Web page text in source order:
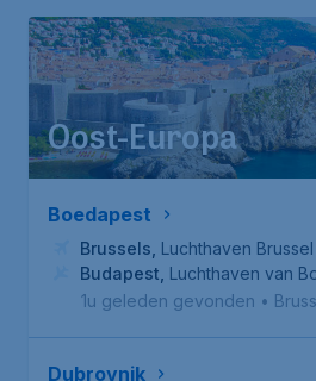
Oost-Europa
Boedapest
Brussels Luchthaven Brussel
Budapest Luchthaven van
1u geleden gevonden •
Dubrovnik